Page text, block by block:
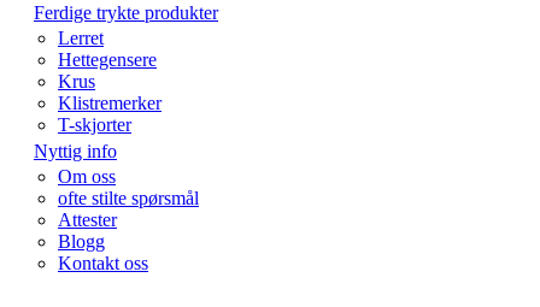
Ferdige trykte produkter
Lerret
Hettegensere
Krus
Klistremerker
T-skjorter
Nyttig info
Om oss
ofte stilte spørsmål
Attester
Blogg
Kontakt oss